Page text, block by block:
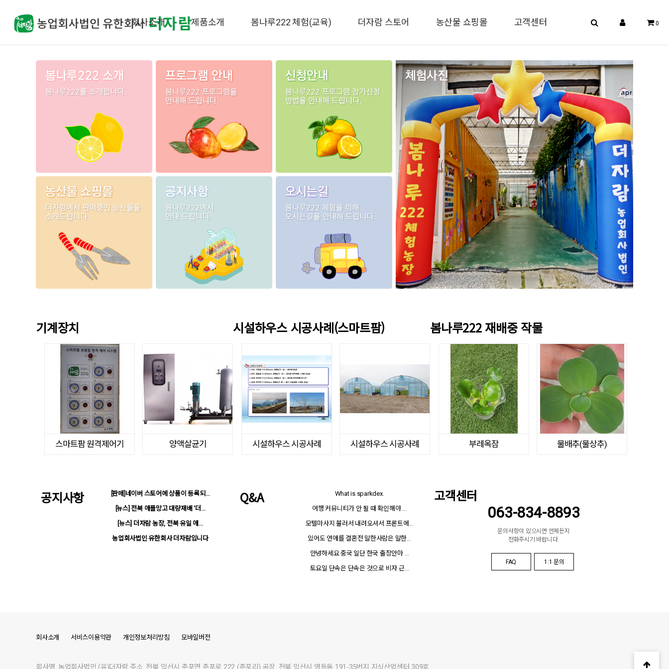
회사소개 제품소개 봄나루222 체험(교육) 더자람 스토어 농산물 쇼핑몰 고객센터 0
기계장치
스마트팜 원격제어기 양액살균기
시설하우스 시공사례(스마트팜)
시설하우스 시공사례 시설하우스 시공사례
봄나루222 재배중 작물
부레옥잠 물배추(물상추)
공지사항
[판매]네이버 스토어에 상품이 등록되…
[뉴스] 전북 애플망고 대량재배 '더…
[뉴스] 더자람 농장, 전북 유일 애…
농업회사법인 유한회사 더자람입니다
Q&A
What is sparkdex.
여행 커뮤니티가 안 될 때 확인해야 …
모텔마사지 불러서 내려오셔서 프론트에…
있어도 연애를 결혼전 말한사람은 말한…
안녕하세요 중국 일단 한국 출장안마 …
토요일 단속은 단속은 것으로 비자 근…
고객센터
063-834-8893
문의사항이 있으시면 언제든지
전화주시기 바랍니다.
FAQ 1:1 문의
회사소개 서비스이용약관 개인정보처리방침 모바일버전
회사명. 농업회사법인 (유)더자람 주소. 전북 익산시 춘포면 춘포로 222 (춘포리) 공장. 전북 익산시 영등동 191-35번지 지식산업센터 309호